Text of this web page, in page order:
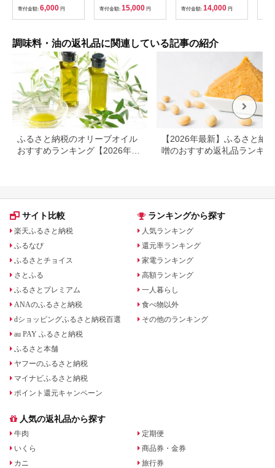
寄付金額: 6,000 円 寄付金額: 15,000 円
2026年9月下旬より順
次発送予定
【tab0118】
寄付金額: 14,000 円
調味料・油の返礼品に関連している記事の紹介
ふるさと納税のオリーブオイル
おすすめランキング【2026年最
【2026年最新】ふるさと納
噌のおすすめ返礼品ランキン
サイト比較
楽天ふるさと納税
ふるなび
ふるさとチョイス
さとふる
ふるさとプレミアム
ANAのふるさと納税
dショッピングふるさと納税百選
au PAY ふるさと納税
ふるさと本舗
ヤフーのふるさと納税
マイナビふるさと納税
ポイント還元キャンペーン
ランキングから探す
人気ランキング
還元率ランキング
家電ランキング
高額ランキング
一人暮らし
食べ物以外
その他のランキング
人気の返礼品から探す
牛肉
いくら
カニ
定期便
商品券・金券
旅行券